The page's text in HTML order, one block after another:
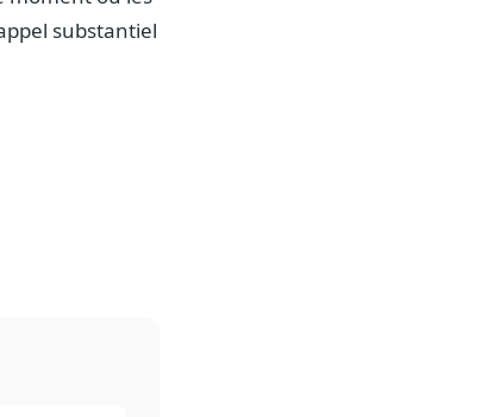
substantiel